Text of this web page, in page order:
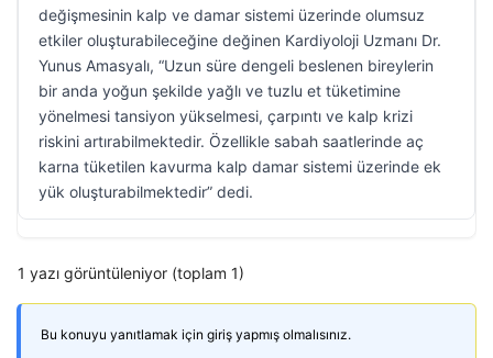
değişmesinin kalp ve damar sistemi üzerinde olumsuz
etkiler oluşturabileceğine değinen Kardiyoloji Uzmanı Dr.
Yunus Amasyalı, “Uzun süre dengeli beslenen bireylerin
bir anda yoğun şekilde yağlı ve tuzlu et tüketimine
yönelmesi tansiyon yükselmesi, çarpıntı ve kalp krizi
riskini artırabilmektedir. Özellikle sabah saatlerinde aç
karna tüketilen kavurma kalp damar sistemi üzerinde ek
yük oluşturabilmektedir” dedi.
1 yazı görüntüleniyor (toplam 1)
Bu konuyu yanıtlamak için giriş yapmış olmalısınız.